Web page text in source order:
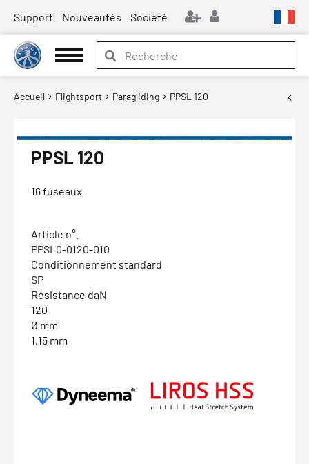
Support Nouveautés Société
Accueil Flightsport Paragliding PPSL 120
PPSL 120
16 fuseaux
Article n°.
PPSL0-0120-010
Conditionnement standard
SP
Résistance daN
120
Ø mm
1,15 mm